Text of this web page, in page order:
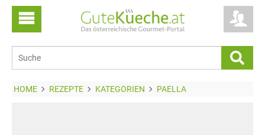
HOME REZEPTE KATEGORIEN PAELLA